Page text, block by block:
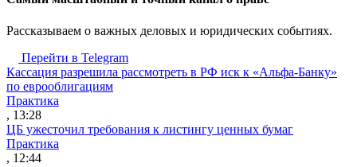
Рассказываем о важных деловых и юридических событиях.
Перейти в Telegram
Кассация разрешила рассмотреть в РФ иск к «Альфа-Банку»
по еврооблигациям
Практика
, 13:28
ЦБ ужесточил требования к листингу ценных бумаг
Практика
, 12:44